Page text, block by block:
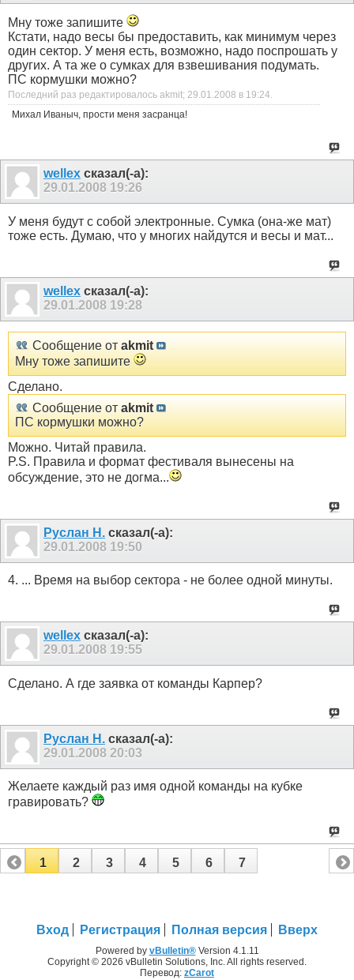
Мну тоже запишите
Кстати, надо весы бы предоставить, как минимум через
один сектор. У меня есть, возможно, надо поспрошать у
других. А та же о сумках для взвешивания подумать.
ПС кормушки можно?
Последний раз редактировалось akmit; 29.01.2008 в 19:24.
Михал Иваныч, прости меня засранца!
wellex сказал(-а):
29.01.2008 19:26
У меня будут с собой электронные. Сумка (она-же мат)
тоже есть. Думаю, что у многих найдутся и весы и мат...
wellex сказал(-а):
29.01.2008 19:28
Сообщение от akmit
Мну тоже запишите
Сделано.
Сообщение от akmit
ПС кормушки можно?
Можно. Читай правила.
P.S. Правила и формат фестиваля вынесены на
обсуждение, это не догма...
Руслан Н. сказал(-а):
29.01.2008 19:50
4. ... Время на выбор сектора - не более одной минуты.
wellex сказал(-а):
29.01.2008 19:55
Сделано. А где заявка от команды Карпер?
Руслан Н. сказал(-а):
29.01.2008 20:03
Желаете каждый раз имя одной команды на кубке
гравировать?
1 2 3 4 5 6 7
Вход Регистрация Полная версия Вверх
Powered by vBulletin®Version 4.1.11
Copyright © 2026 vBulletin Solutions, Inc. All rights reserved.
Перевод: zCarot